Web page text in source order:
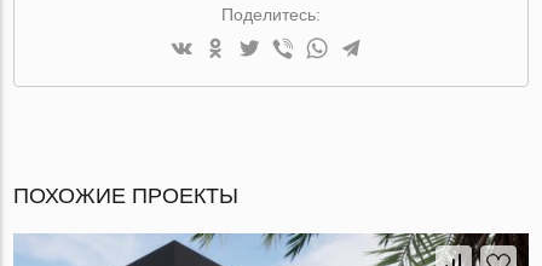
Поделитесь:
ПОХОЖИЕ ПРОЕКТЫ